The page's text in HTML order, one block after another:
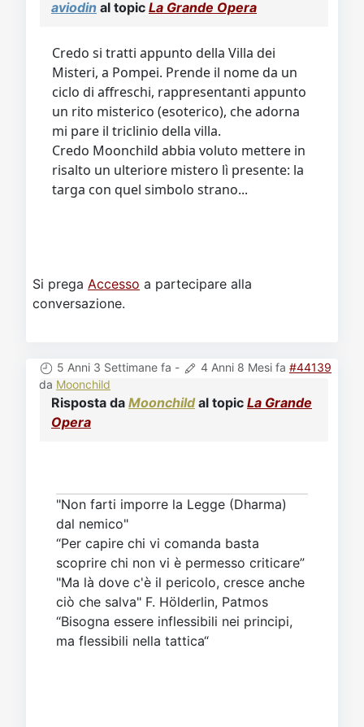
aviodin al topic La Grande Opera
Credo si tratti appunto della Villa dei
Misteri, a Pompei. Prende il nome da un
ciclo di affreschi, rappresentanti appunto
un rito misterico (esoterico), che adorna
mi pare il triclinio della villa.
Credo Moonchild abbia voluto mettere in
risalto un ulteriore mistero lì presente: la
targa con quel simbolo strano...
Si prega Accesso a partecipare alla
conversazione.
5 Anni 3 Settimane fa - 4 Anni 8 Mesi fa #44139
da Moonchild
Risposta da Moonchildal topic La Grande
Opera
"Non farti imporre la Legge (Dharma)
dal nemico"
“Per capire chi vi comanda basta
scoprire chi non vi è permesso criticare”
"Ma là dove c'è il pericolo, cresce anche
ciò che salva" F. Hölderlin, Patmos
“Bisogna essere inflessibili nei principi,
ma flessibili nella tattica“